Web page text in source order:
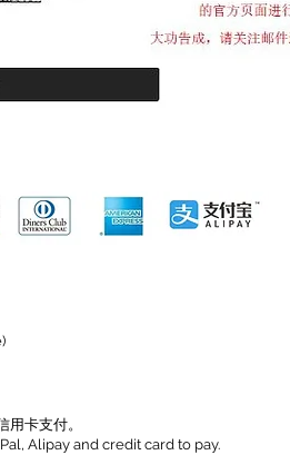
卡支付。
Alipay and credit card to pay.